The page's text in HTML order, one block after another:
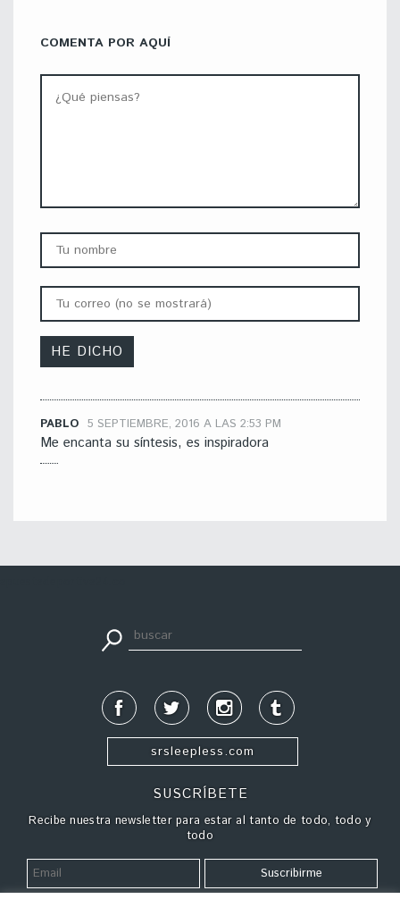
COMENTA POR AQUÍ
PABLO 5 SEPTIEMBRE, 2016 A LAS 2:53 PM
Me encanta su síntesis, es inspiradora
srsleepless.com
SUSCRÍBETE
Recibe nuestra newsletter para estar al tanto de todo, todo y
todo